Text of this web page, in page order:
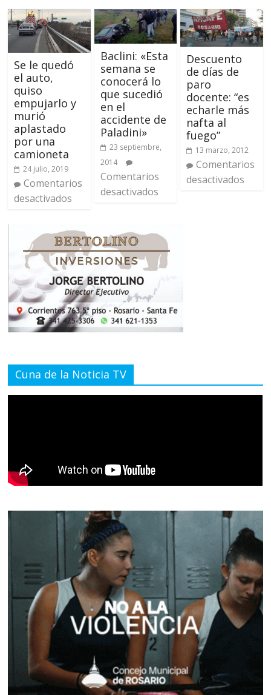
Se le quedó
el auto,
quiso
empujarlo y
murió
aplastado
por una
camioneta
24 julio, 2019
Comentarios
desactivados
Baclini: «Esta
semana se
conocerá lo
que sucedió
en el
accidente de
Paladini»
23 septiembre,
2014
Comentarios
desactivados
Descuento
de días de
paro
docente: “es
echarle más
nafta al
fuego”
13 marzo, 2012
Comentarios
desactivados
Cuna de la Noticia TV